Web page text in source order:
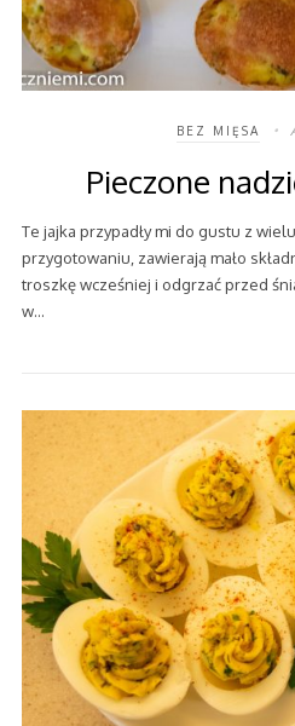
BEZ MIĘSA
Pieczone
Te jajka przypadły mi do gustu z
przygotowaniu, zawierają mało
troszkę wcześniej i odgrzać przed
w…